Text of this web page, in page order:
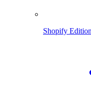
Shopify